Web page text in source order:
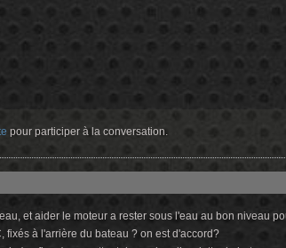
pour participer à la conversation.
et aider le moteur a rester sous l'eau au bon niveau
fixés à l'arrière du bateau ? on est d'accord?